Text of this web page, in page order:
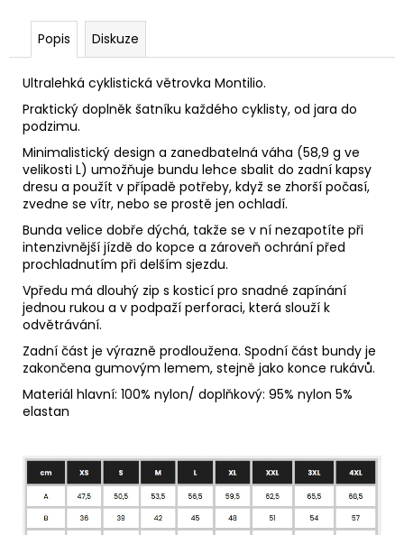
Popis Diskuze
Ultralehká cyklistická větrovka Montilio.
Praktický doplněk šatníku každého cyklisty, od jara do
podzimu.
Minimalistický design a zanedbatelná váha (58,9 g ve
velikosti L) umožňuje bundu lehce sbalit do zadní kapsy
dresu a použít v případě potřeby, když se zhorší počasí,
zvedne se vítr, nebo se prostě jen ochladí.
Bunda velice dobře dýchá, takže se v ní nezapotíte při
intenzivnější jízdě do kopce a zároveň ochrání před
prochladnutím při delším sjezdu.
Vpředu má dlouhý zip s kosticí pro snadné zapínání
jednou rukou a v podpaží perforaci, která slouží k
odvětrávání.
Zadní část je výrazně prodloužena. Spodní část bundy je
zakončena gumovým lemem, stejně jako konce rukávů.
Materiál hlavní: 100% nylon/ doplňkový: 95% nylon 5%
elastan